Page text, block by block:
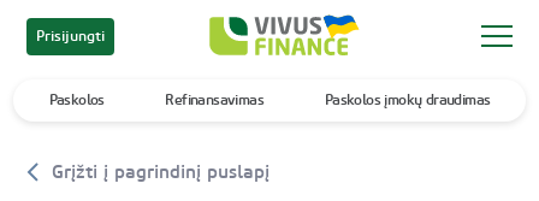
Prisijungti
Paskolos Refinansavimas Paskolos įmokų draudimas
Grįžti į pagrindinį puslapį